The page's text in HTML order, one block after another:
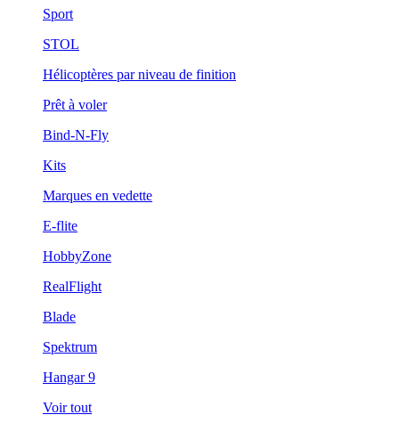
Sport
STOL
Hélicoptères par niveau de finition
Prêt à voler
Bind-N-Fly
Kits
Marques en vedette
E-flite
HobbyZone
RealFlight
Blade
Spektrum
Hangar 9
Voir tout